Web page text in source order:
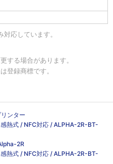
応しています。
する場合があります。
登録商標です。
ンター
熱式 / NFC対応 / ALPHA-2R-BT-
2R
熱式 / NFC対応 / ALPHA-2R-BT-